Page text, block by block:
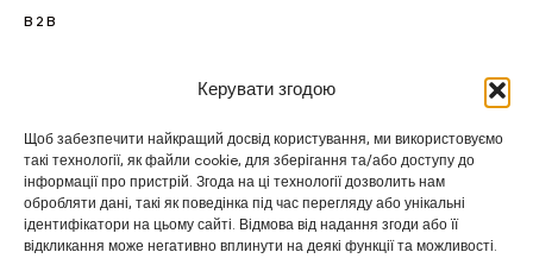
Керувати згодою
Щоб забезпечити найкращий досвід користування, ми використовуємо
такі технології, як файли cookie, для зберігання та/або доступу до
інформації про пристрій. Згода на ці технології дозволить нам
обробляти дані, такі як поведінка під час перегляду або унікальні
ідентифікатори на цьому сайті. Відмова від надання згоди або її
відкликання може негативно вплинути на деякі функції та можливості.
B2B
CERTYFIKATY I PROGRAMY
STRATEGIA PODATKOWA
WIKĘD SP. Z O.O.